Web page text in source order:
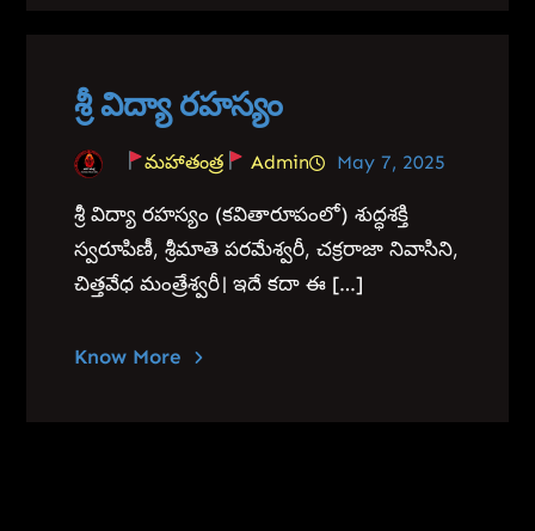
శ్రీ విద్యా రహస్యం
మహాతంత్ర Admin May 7, 2025
శ్రీ విద్యా రహస్యం (కవితారూపంలో) శుద్ధశక్తి
స్వరూపిణీ, శ్రీమాతె పరమేశ్వరీ, చక్రరాజా నివాసిని,
చిత్తవేధ మంత్రేశ్వరీ। ఇదే కదా ఈ […]
Know More